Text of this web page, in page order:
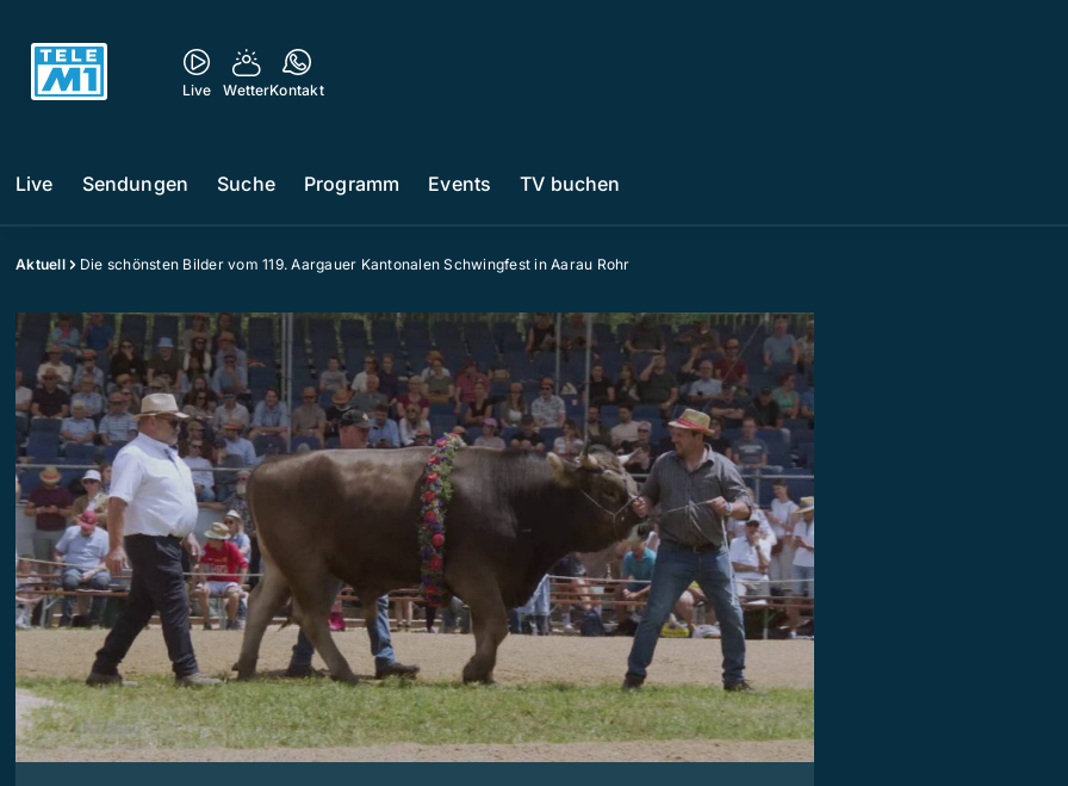
Live WetterKontakt
Live Sendungen Suche Programm Events TV buchen
Aktuell Die schönsten Bilder vom 119. Aargauer Kantonalen Schwingfest in Aarau Rohr